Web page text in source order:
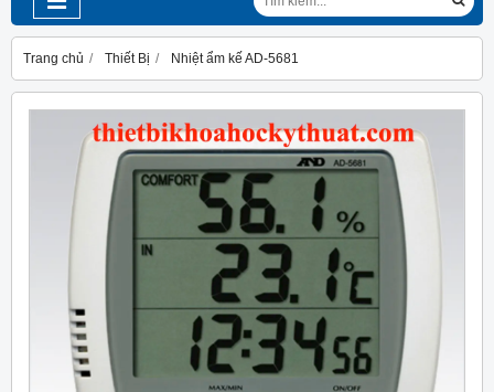
Trang chủ Thiết Bị Nhiệt ẩm kế AD-5681